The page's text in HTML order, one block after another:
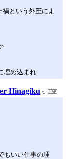
禍という外圧によ
埋め込まれ
Hinagiku
もいい仕事の理